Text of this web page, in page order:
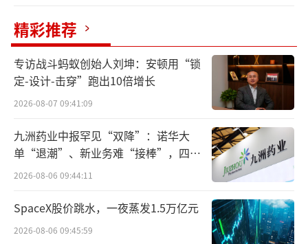
成立于1992年4月的Bluebird Bio,Inc.（蓝
鸟生物公司），最初名为Genetix Pharmaceut
icals。公司由麻省理工学院教授Philippe Lebo
ulch和Irving London创立，总部位于美国马萨
诸塞州剑桥市。2010年9月，公司更名为Blueb
ird Bio，并正式进入基因治疗领域。2013年6
月，Bluebird Bio在纳斯达克上市，筹集了1.1
6亿美元。Bluebird Bio曾是基因治疗领域的先
锋，专注于开发针对严重遗传疾病和癌症的基
因疗法。
精彩推荐
专访战斗蚂蚁创始人刘坤：安顿用“锁
定-设计-击穿”跑出10倍增长
2026-08-07 09:41:09
九洲药业中报罕见“双降”：诺华大
单“退潮”、新业务难“接棒”，四大
难关待闯
2026-08-06 09:44:11
SpaceX股价跳水，一夜蒸发1.5万亿元
2026-08-06 09:45:59